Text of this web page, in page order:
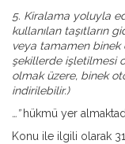
5. Kiralama yoluyla
kullanılan taşıtların
veya tamamen binek
şekillerde işletilmesi
olmak üzere, binek
indirilebilir.)
…” hükmü yer
Konu ile ilgili olarak